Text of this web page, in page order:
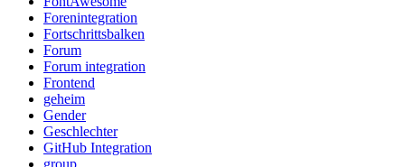
Forenintegration
Fortschrittsbalken
Forum
Forum integration
Frontend
geheim
Gender
Geschlechter
GitHub Integration